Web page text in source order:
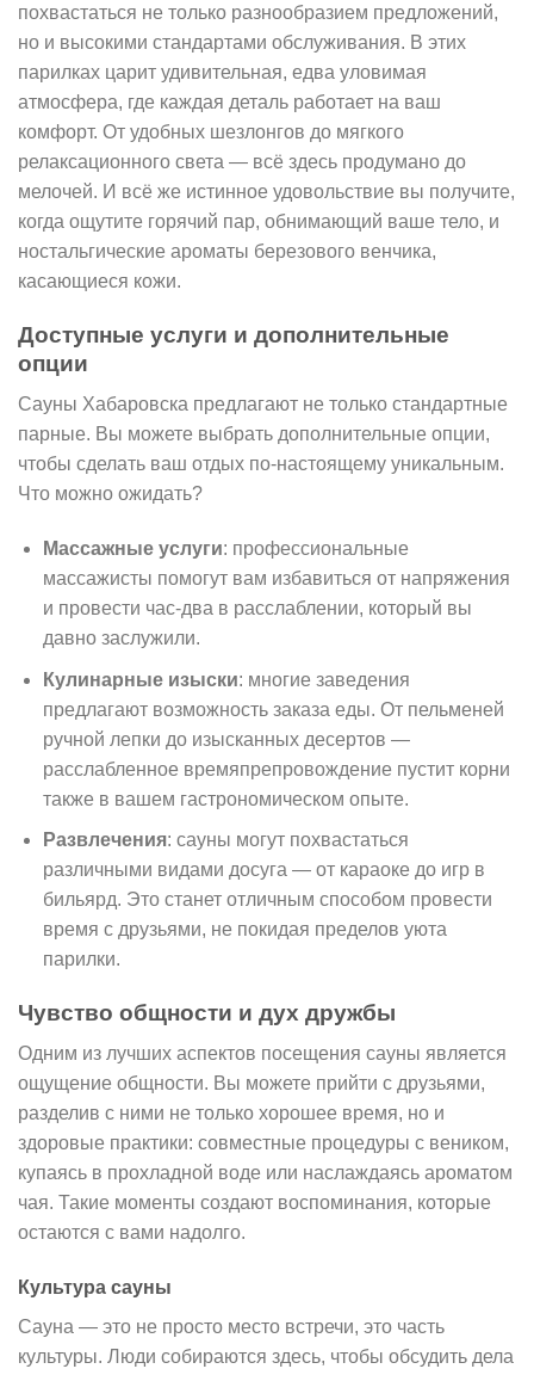
похвастаться не только разнообразием предложений,
но и высокими стандартами обслуживания. В этих
парилках царит удивительная, едва уловимая
атмосфера, где каждая деталь работает на ваш
комфорт. От удобных шезлонгов до мягкого
релаксационного света — всё здесь продумано до
мелочей. И всё же истинное удовольствие вы получите,
когда ощутите горячий пар, обнимающий ваше тело, и
ностальгические ароматы березового венчика,
касающиеся кожи.
Доступные услуги и дополнительные
опции
Сауны Хабаровска предлагают не только стандартные
парные. Вы можете выбрать дополнительные опции,
чтобы сделать ваш отдых по-настоящему уникальным.
Что можно ожидать?
Массажные услуги: профессиональные
массажисты помогут вам избавиться от напряжения
и провести час-два в расслаблении, который вы
давно заслужили.
Кулинарные изыски: многие заведения
предлагают возможность заказа еды. От пельменей
ручной лепки до изысканных десертов —
расслабленное времяпрепровождение пустит корни
также в вашем гастрономическом опыте.
Развлечения: сауны могут похвастаться
различными видами досуга — от караоке до игр в
бильярд. Это станет отличным способом провести
время с друзьями, не покидая пределов уюта
парилки.
Чувство общности и дух дружбы
Одним из лучших аспектов посещения сауны является
ощущение общности. Вы можете прийти с друзьями,
разделив с ними не только хорошее время, но и
здоровые практики: совместные процедуры с веником,
купаясь в прохладной воде или наслаждаясь ароматом
чая. Такие моменты создают воспоминания, которые
остаются с вами надолго.
Культура сауны
Сауна — это не просто место встречи, это часть
культуры. Люди собираются здесь, чтобы обсудить дела